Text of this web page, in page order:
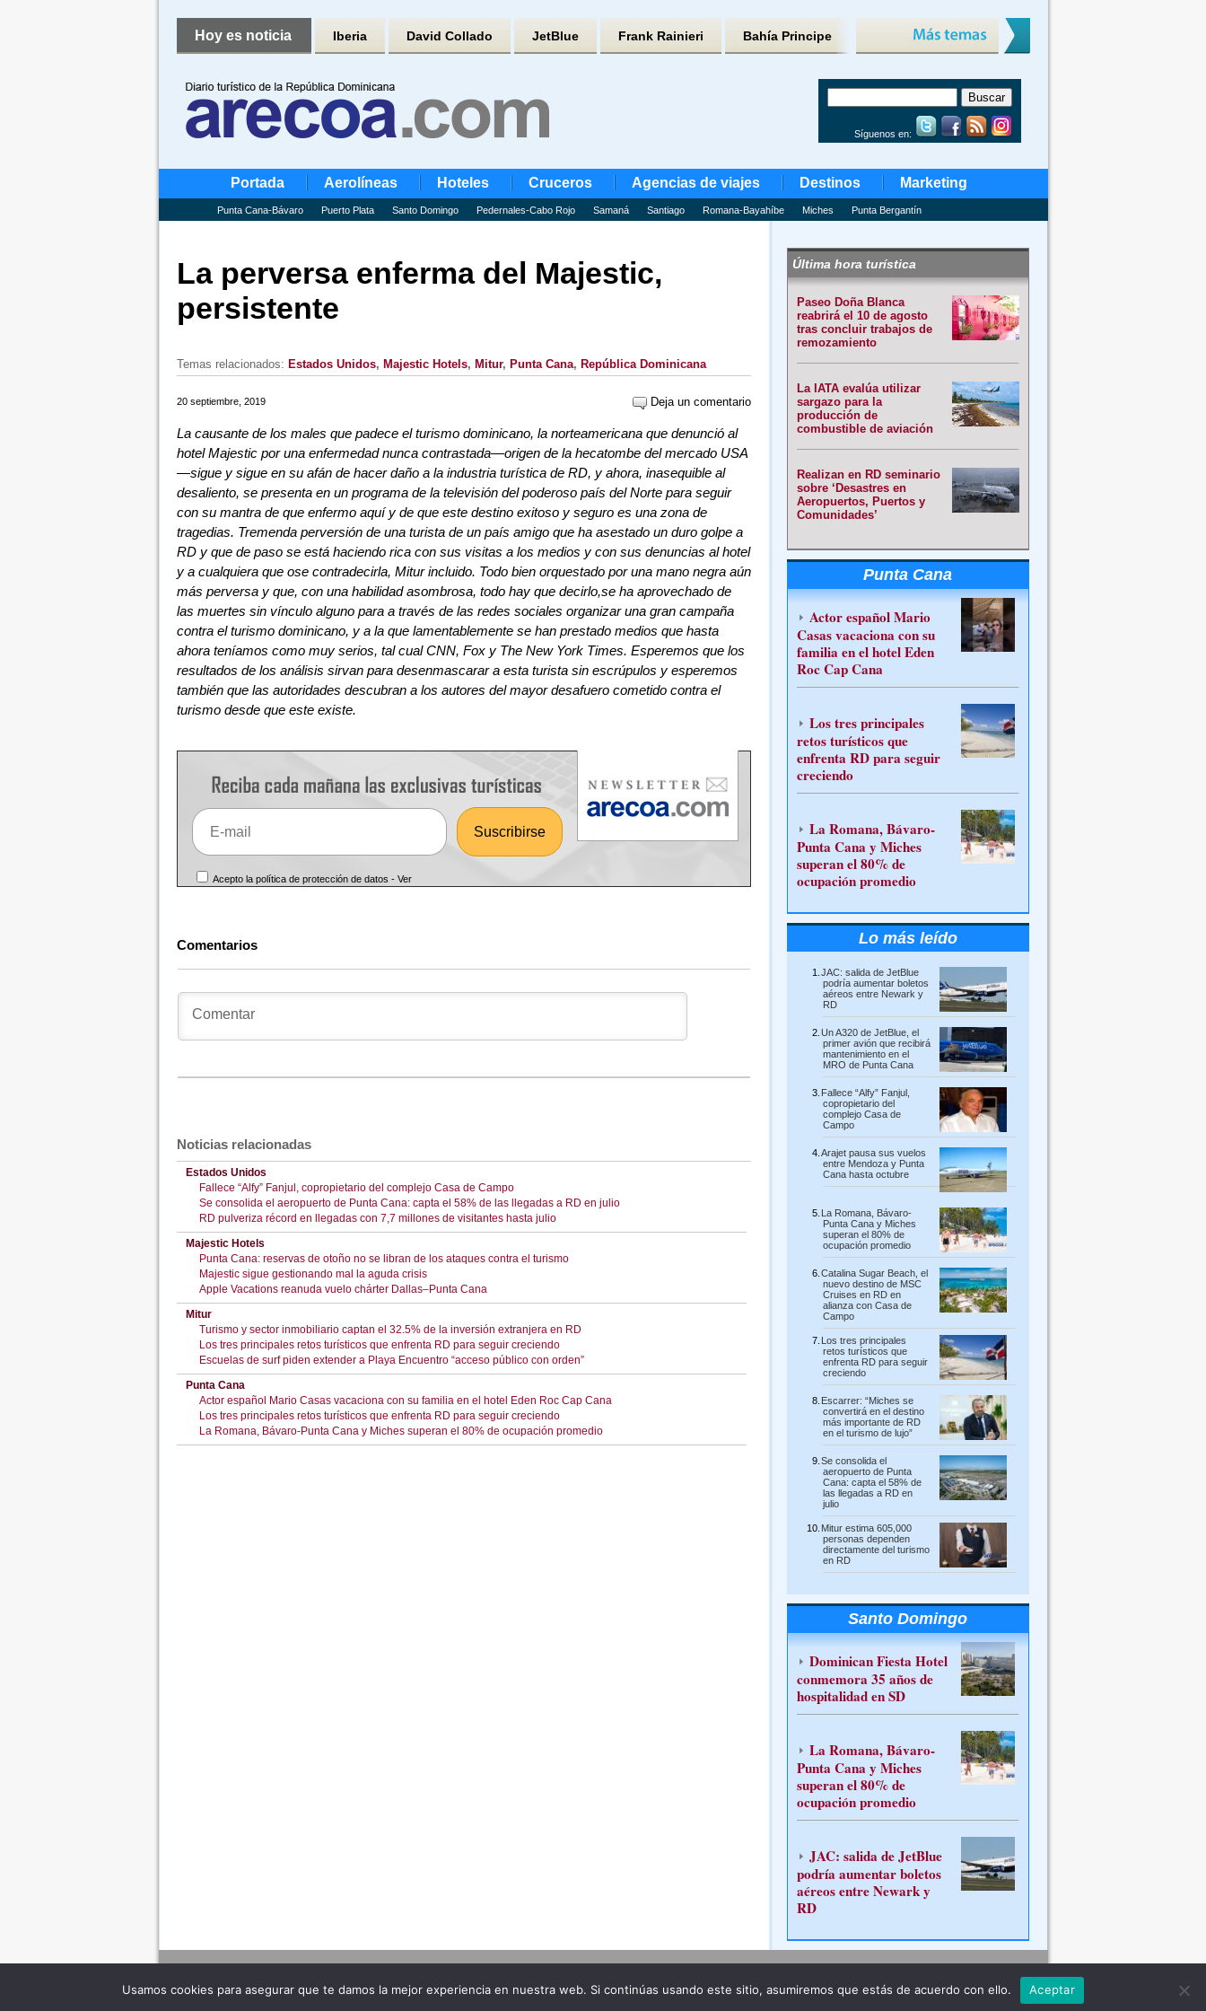
Hoy es noticia Iberia David Collado JetBlue Frank Rainieri Bahía Principe
Síguenos en:
Portada Aerolíneas Hoteles Cruceros Agencias de viajes Destinos Marketing
Punta Cana-Bávaro Puerto Plata Santo Domingo Pedernales-Cabo Rojo Samaná Santiago Romana-Bayahíbe Miches Punta Bergantín
La perversa enferma del Majestic,
persistente
Temas relacionados: Estados Unidos, Majestic Hotels, Mitur, Punta Cana, República Dominicana
20 septiembre, 2019 Deja un comentario
La causante de los males que padece el turismo dominicano, la norteamericana que denunció al
hotel Majestic por una enfermedad nunca contrastada—origen de la hecatombe del mercado USA
—sigue y sigue en su afán de hacer daño a la industria turística de RD, y ahora, inasequible al
desaliento, se presenta en un programa de la televisión del poderoso país del Norte para seguir
con su mantra de que enfermo aquí y de que este destino exitoso y seguro es una zona de
tragedias. Tremenda perversión de una turista de un país amigo que ha asestado un duro golpe a
RD y que de paso se está haciendo rica con sus visitas a los medios y con sus denuncias al hotel
y a cualquiera que ose contradecirla, Mitur incluido. Todo bien orquestado por una mano negra aún
más perversa y que, con una habilidad asombrosa, todo hay que decirlo,se ha aprovechado de
las muertes sin vínculo alguno para a través de las redes sociales organizar una gran campaña
contra el turismo dominicano, y a la que lamentablemente se han prestado medios que hasta
ahora teníamos como muy serios, tal cual CNN, Fox y The New York Times. Esperemos que los
resultados de los análisis sirvan para desenmascarar a esta turista sin escrúpulos y esperemos
también que las autoridades descubran a los autores del mayor desafuero cometido contra el
turismo desde que este existe.
Acepto la política de protección de datos -Ver
Comentarios
Noticias relacionadas
Estados Unidos
Fallece “Alfy” Fanjul, copropietario del complejo Casa de Campo
Se consolida el aeropuerto de Punta Cana: capta el 58% de las llegadas a RD en julio
RD pulveriza récord en llegadas con 7,7 millones de visitantes hasta julio
Majestic Hotels
Punta Cana: reservas de otoño no se libran de los ataques contra el turismo
Majestic sigue gestionando mal la aguda crisis
Apple Vacations reanuda vuelo chárter Dallas–Punta Cana
Mitur
Turismo y sector inmobiliario captan el 32.5% de la inversión extranjera en RD
Los tres principales retos turísticos que enfrenta RD para seguir creciendo
Escuelas de surf piden extender a Playa Encuentro “acceso público con orden”
Punta Cana
Actor español Mario Casas vacaciona con su familia en el hotel Eden Roc Cap Cana
Los tres principales retos turísticos que enfrenta RD para seguir creciendo
La Romana, Bávaro-Punta Cana y Miches superan el 80% de ocupación promedio
Última hora turística
Paseo Doña Blanca
reabrirá el 10 de agosto
tras concluir trabajos de
remozamiento
La IATA evalúa utilizar
sargazo para la
producción de
combustible de aviación
Realizan en RD seminario
sobre ‘Desastres en
Aeropuertos, Puertos y
Comunidades’
Punta Cana
Actor español Mario
Casas vacaciona con su
familia en el hotel Eden
Roc Cap Cana
Los tres principales
retos turísticos que
enfrenta RD para seguir
creciendo
La Romana, Bávaro-
Punta Cana y Miches
superan el 80% de
ocupación promedio
Lo más leído
JAC: salida de JetBlue
podría aumentar boletos
aéreos entre Newark y
RD
Un A320 de JetBlue, el
primer avión que recibirá
mantenimiento en el
MRO de Punta Cana
Fallece “Alfy” Fanjul,
copropietario del
complejo Casa de
Campo
Arajet pausa sus vuelos
entre Mendoza y Punta
Cana hasta octubre
La Romana, Bávaro-
Punta Cana y Miches
superan el 80% de
ocupación promedio
Catalina Sugar Beach, el
nuevo destino de MSC
Cruises en RD en
alianza con Casa de
Campo
Los tres principales
retos turísticos que
enfrenta RD para seguir
creciendo
Escarrer: “Miches se
convertirá en el destino
más importante de RD
en el turismo de lujo”
Se consolida el
aeropuerto de Punta
Cana: capta el 58% de
las llegadas a RD en
julio
Mitur estima 605,000
personas dependen
directamente del turismo
en RD
Santo Domingo
Dominican Fiesta Hotel
conmemora 35 años de
hospitalidad en SD
La Romana, Bávaro-
Punta Cana y Miches
superan el 80% de
ocupación promedio
JAC: salida de JetBlue
podría aumentar boletos
aéreos entre Newark y
RD
Usamos cookies para asegurar que te damos la mejor experiencia en nuestra web. Si continúas usando este sitio, asumiremos que estás de acuerdo con ello. Aceptar